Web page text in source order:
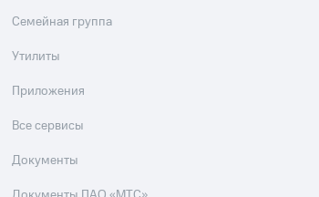
Семейная группа
Утилиты
Приложения
Все сервисы
Документы